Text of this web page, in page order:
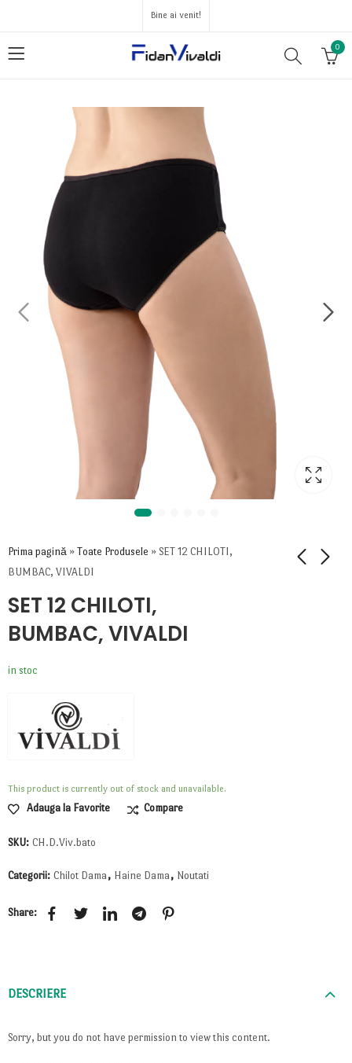
Bine ai venit!
0
Prima pagină » Toate Produsele » SET 12 CHILOTI,
BUMBAC, VIVALDI
SET 12 CHILOTI,
BUMBAC, VIVALDI
in stoc
This product is currently out of stock and unavailable.
Adauga la Favorite Compare
SKU: CH.D.Viv.bato
Categorii: Chilot Dama , Haine Dama , Noutati
Share:
DESCRIERE
Sorry, but you do not have permission to view this content.